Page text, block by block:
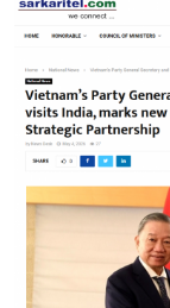
Khởi nghiệp
thương mại